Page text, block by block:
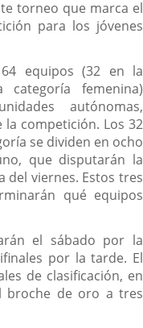
torneo que marca el
para los jóvenes
equipos (32 en la
femenina)
autónomas,
competición. Los 32
se dividen en ocho
que disputarán la
del viernes. Estos tres
qué equipos
el sábado por la
por la tarde. El
de clasificación, en
broche de oro a tres